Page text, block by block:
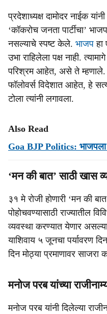
प्रदेशाध्यक्ष दामोदर नाईक
‘कॉकरोच जनता पार्टीचा’
नसल्याचे स्पष्ट केले. भाजप हा
उभा राहिलेला पक्ष नाही.
परिश्रम आहेत, असे ते म्हणाले.
फॉलोवर्स विदेशात आहेत, हे
टोला त्यांनी लगावला.
Also Read
Goa BJP Politics: भाजपला
‘मन की बात’ साठी खास
३१ मे रोजी होणारी ‘मन की
पोहोचवण्यासाठी राज्यातील
व्यवस्था करण्यात येणार
याशिवाय ५ जूनचा पर्यावरण
दिन मोठ्या प्रमाणावर
मनोज परब यांच्या
मनोज परब यांनी दिलेल्या